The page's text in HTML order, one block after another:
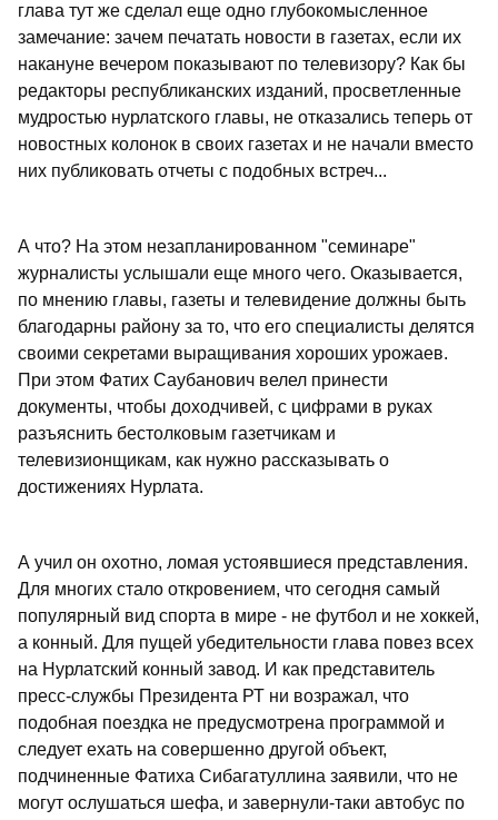
глава тут же сделал еще одно глубокомысленное
замечание: зачем печатать новости в газетах, если их
накануне вечером показывают по телевизору? Как бы
редакторы республиканских изданий, просветленные
мудростью нурлатского главы, не отказались теперь от
новостных колонок в своих газетах и не начали вместо
них публиковать отчеты с подобных встреч...
А что? На этом незапланированном "семинаре"
журналисты услышали еще много чего. Оказывается,
по мнению главы, газеты и телевидение должны быть
благодарны району за то, что его специалисты делятся
своими секретами выращивания хороших урожаев.
При этом Фатих Саубанович велел принести
документы, чтобы доходчивей, с цифрами в руках
разъяснить бестолковым газетчикам и
телевизионщикам, как нужно рассказывать о
достижениях Нурлата.
А учил он охотно, ломая устоявшиеся представления.
Для многих стало откровением, что сегодня самый
популярный вид спорта в мире - не футбол и не хоккей,
а конный. Для пущей убедительности глава повез всех
на Нурлатский конный завод. И как представитель
пресс-службы Президента РТ ни возражал, что
подобная поездка не предусмотрена программой и
следует ехать на совершенно другой объект,
подчиненные Фатиха Сибагатуллина заявили, что не
могут ослушаться шефа, и завернули-таки автобус по